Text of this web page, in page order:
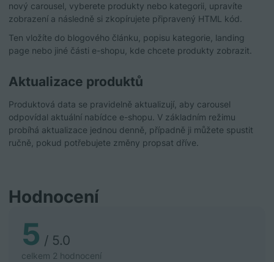
nový carousel, vyberete produkty nebo kategorii, upravíte
zobrazení a následně si zkopírujete připravený HTML kód.
Ten vložíte do blogového článku, popisu kategorie, landing
page nebo jiné části e-shopu, kde chcete produkty zobrazit.
Aktualizace produktů
Produktová data se pravidelně aktualizují, aby carousel
odpovídal aktuální nabídce e-shopu. V základním režimu
probíhá aktualizace jednou denně, případně ji můžete spustit
ručně, pokud potřebujete změny propsat dříve.
Hodnocení
5 / 5.0
celkem 2 hodnocení